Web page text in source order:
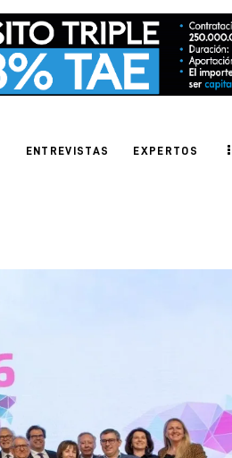
ENTREVISTAS EXPERTOS